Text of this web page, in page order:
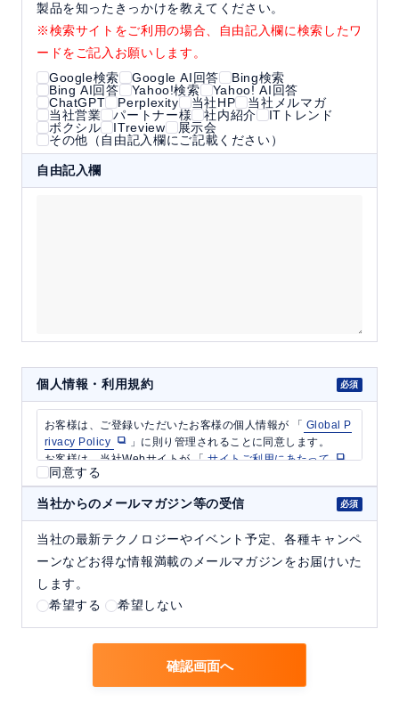
製品を知ったきっかけを教えてください。
※検索サイトをご利用の場合、自由記入欄に検索したワ
ードをご記入お願いします。
Google検索
Google AI回答
Bing検索
Bing AI回答
Yahoo!検索
Yahoo! AI回答
ChatGPT
Perplexity 当社HP
当社メルマガ
当社営業
パートナー様 社内紹介
ITトレンド
ボクシル
ITreview
展示会
その他（自由記入欄にご記載ください）
自由記入欄
個人情報・利用規約
同意する
当社からのメールマガジン等の受信
当社の最新テクノロジーやイベント予定、各種キャンペ
ーンなどお得な情報満載のメールマガジンをお届けいた
します。
希望する
希望しない
確認画面へ